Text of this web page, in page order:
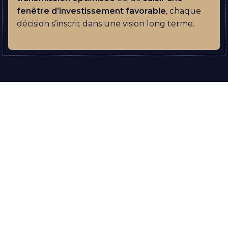
fenêtre d’investissement favorable, chaque
décision s’inscrit dans une vision long terme.